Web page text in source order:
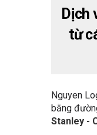
Dịch
từ
Nguyen
bằng
Stanley -